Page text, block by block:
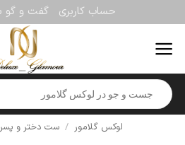
to
content
حساب کاربری گفت و گو
Products
search
لوکس گلامور / ست دختر و پسر